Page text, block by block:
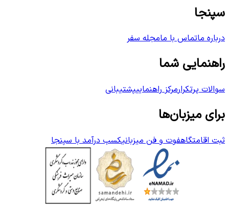
سپنجا
درباره ماتماس با مامجله سفر
راهنمایی شما
سوالات پرتکرارمرکز راهنماییپشتیبانی
برای میزبان‌ها
ثبت اقامتگاهفوت و فن میزبانیکسب درآمد با سپنجا